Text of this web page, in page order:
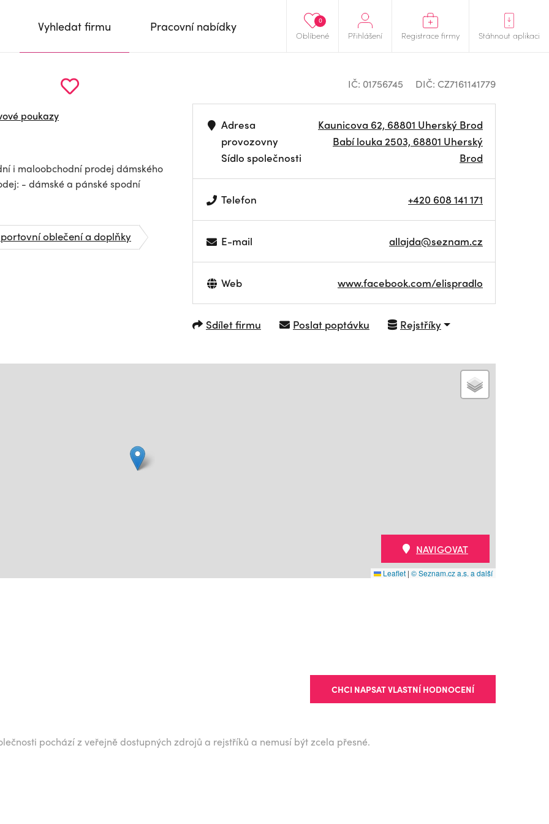
Oblíbené
0
Přihlášení Registrace firmy Stáhnout aplikaci
Vyhledat firmu Pracovní nabídky
poukazy
i maloobchodní prodej dámského
- dámské a pánské spodní
oblečení a doplňky
IČ: 01756745 DIČ: CZ7161141779
Adresa
provozovny
Sídlo společnosti
Kaunicova 62, 68801 Uherský Brod
Babí louka 2503, 68801 Uherský
Brod
Telefon +420 608 141 171
E-mail allajda@seznam.cz
Web www.facebook.com/elispradlo
Sdílet firmu Poslat poptávku Rejstříky
Leaflet | © Seznam.cz a.s. a další
NAVIGOVAT
CHCI NAPSAT VLASTNÍ HODNOCENÍ
pochází z veřejně dostupných zdrojů a rejstříků a nemusí být zcela přesné.